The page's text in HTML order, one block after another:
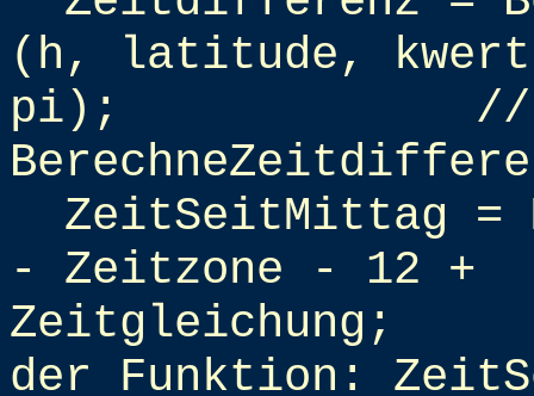
(h, latitude,
pi);
//
ZeitSeitMittag =
- Zeitzone - 12 +
Zeitgleichung;
der Funktion: